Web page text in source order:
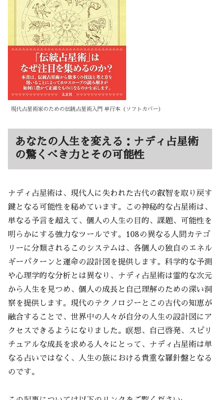
現代占星術家のための伝統占星術入門 単行本（ソフトカバー）
あなたの人生を変える：ナディ占星術
の驚くべき力とその可能性
ナディ占星術は、現代人に失われた古代の叡智を取り戻す
鍵となる可能性を秘めています。この神秘的な占星術は、
単なる予言を超えて、個人の人生の目的、課題、可能性を
明らかにする強力なツールです。108の異なる人間カテゴ
リーに分類されるこのシステムは、各個人の独自のエネル
ギーパターンと運命の設計図を提供します。科学的な予測
や心理学的な分析とは異なり、ナディ占星術は霊的な次元
から人生を見つめ、個人の成長と自己理解のための深い洞
察を提供します。現代のテクノロジーとこの古代の知恵が
融合することで、世界中の人々が自分の人生の設計図にア
クセスできるようになりました。瞑想、自己啓発、スピリ
チュアルな成長を求める人々にとって、ナディ占星術は単
なる占いではなく、人生の旅における貴重な羅針盤となる
のです。